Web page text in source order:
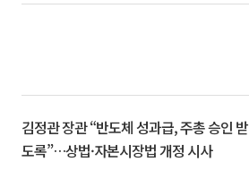
김정관 장관 “반도체 성과급, 주총 승인 받
도록”…상법·자본시장법 개정 시사